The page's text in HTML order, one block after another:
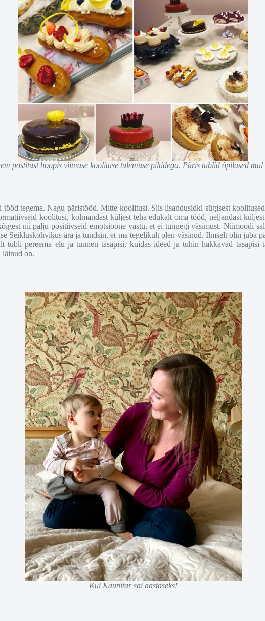
postitust hoopis viimase koolituse tulemuse piltidega. Päris tublid õpilased
tegema. Nagu päristööd. Mitte koolitusi. Siis lisandusidki sügisest
koolitusi, kolmandast küljest teha edukalt oma tööd, neljandast
nii palju positiivseid emotsioone vastu, et ei tunnegi väsimust. Niimoodi
ära ja tundsin, et ma tegelikult olen väsinud. Ilmselt olin juba
tubli pereema elu ja tunnen tasapisi, kuidas ideed ja tuhin hakkavad
läinud on.
Kui Kaunitar sai aastaseks!